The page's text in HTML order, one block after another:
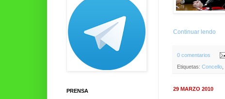
Continuar lendo
0 comentarios
Etiquetas: Concello
29 MARZO 2010
PRENSA